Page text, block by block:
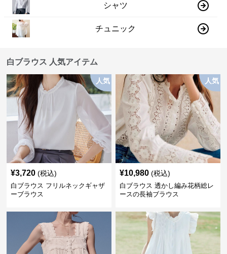
シャツ
チュニック
白ブラウス 人気アイテム
人気
¥3,720 (税込)
白ブラウス フリルネックギャザ
ーブラウス
人気
¥10,980 (税込)
白ブラウス 透かし編み花柄総レ
ースの長袖ブラウス